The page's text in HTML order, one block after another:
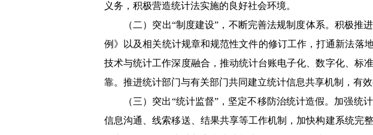
义务，积极营造统计法实施的良好社会环境。
（二）突出“制度建设”，不断完善法规制度体系。积极
例》以及相关统计规章和规范性文件的修订工作，打通新法落
技术与统计工作深度融合，推动统计台账电子化、数字化、标
靠。推进统计部门与有关部门共同建立统计信息共享机制，有
（三）突出“统计监督”，坚定不移防治统计造假。加强
信息沟通、线索移送、结果共享等工作机制，加快构建系统完